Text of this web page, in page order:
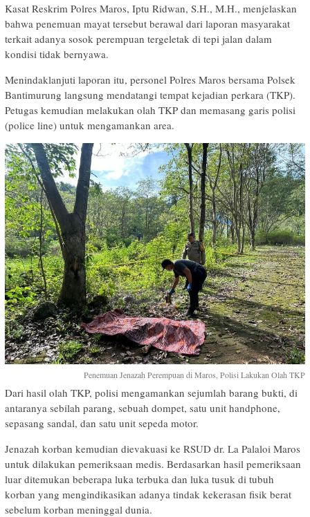
Kasat Reskrim Polres Maros, Iptu Ridwan, S.H., M.H., menjelaskan
bahwa penemuan mayat tersebut berawal dari laporan masyarakat
terkait adanya sosok perempuan tergeletak di tepi jalan dalam
kondisi tidak bernyawa.
Menindaklanjuti laporan itu, personel Polres Maros bersama Polsek
Bantimurung langsung mendatangi tempat kejadian perkara (TKP).
Petugas kemudian melakukan olah TKP dan memasang garis polisi
(police line) untuk mengamankan area.
Penemuan Jenazah Perempuan di Maros, Polisi Lakukan Olah TKP
Dari hasil olah TKP, polisi mengamankan sejumlah barang bukti, di
antaranya sebilah parang, sebuah dompet, satu unit handphone,
sepasang sandal, dan satu unit sepeda motor.
Jenazah korban kemudian dievakuasi ke RSUD dr. La Palaloi Maros
untuk dilakukan pemeriksaan medis. Berdasarkan hasil pemeriksaan
luar ditemukan beberapa luka terbuka dan luka tusuk di tubuh
korban yang mengindikasikan adanya tindak kekerasan fisik berat
sebelum korban meninggal dunia.